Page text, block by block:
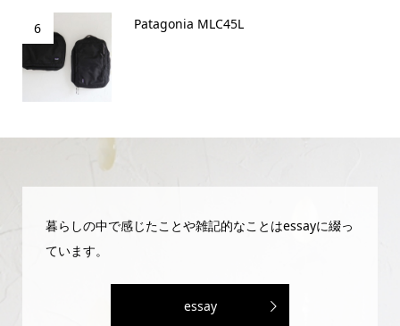
6 Patagonia MLC45L
暮らしの中で感じたことや雑記的なことはessayに綴っ
ています。
essay